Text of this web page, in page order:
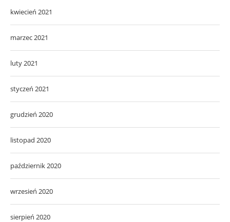
kwiecień 2021
marzec 2021
luty 2021
styczeń 2021
grudzień 2020
listopad 2020
październik 2020
wrzesień 2020
sierpień 2020